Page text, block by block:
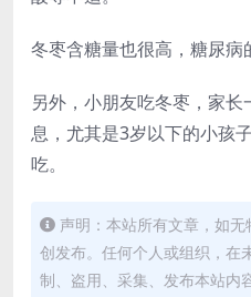
冬枣含糖量也很高，糖尿病
另外，小朋友吃冬枣，家
息，尤其是3岁以下的小孩
吃。
声明：本站所有文章，如
创发布。任何个人或组织，在
制、盗用、采集、发布本站内